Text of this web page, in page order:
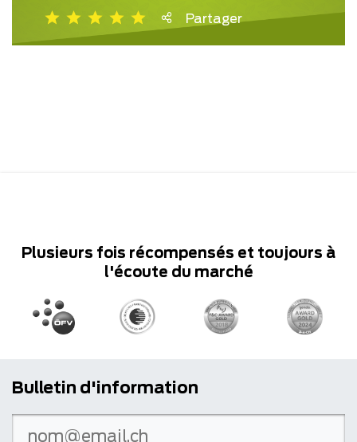
Partager
Plusieurs fois récompensés et toujours à
l'écoute du marché
Bulletin d'information